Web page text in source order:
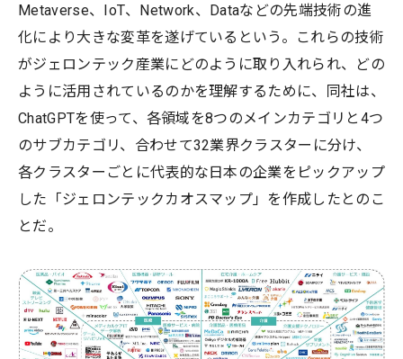
Metaverse、IoT、Network、Dataなどの先端技術の進
化により大きな変革を遂げているという。これらの技術
がジェロンテック産業にどのように取り入れられ、どの
ように活用されているのかを理解するために、同社は、
ChatGPTを使って、各領域を8つのメインカテゴリと4つ
のサブカテゴリ、合わせて32業界クラスターに分け、
各クラスターごとに代表的な日本の企業をピックアップ
した「ジェロンテックカオスマップ」を作成したとのこ
とだ。